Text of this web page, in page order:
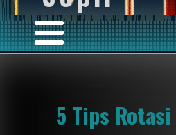
5 Tips Rotasi